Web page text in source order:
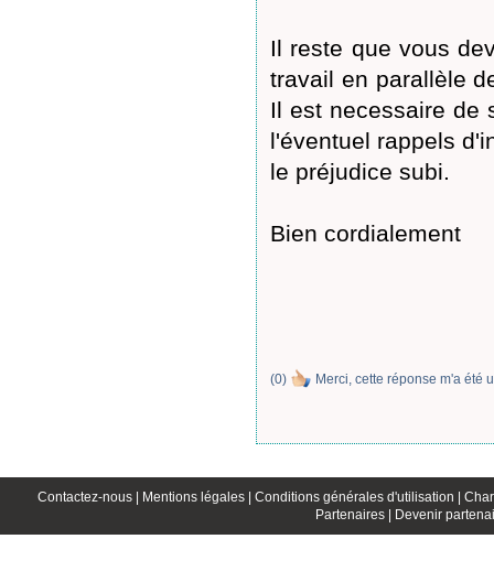
Il reste que vous
travail en parallèle
Il est necessaire de
l'éventuel rappels
le préjudice subi.
Bien cordialement
(0) Merci, cette réponse m'a été
Contactez-nous | Mentions légales | Conditions générales d'utilisation |
Partenaires |
Devenir